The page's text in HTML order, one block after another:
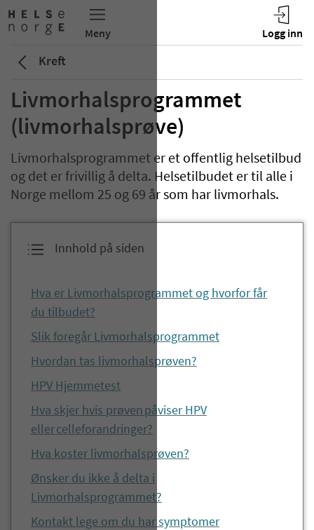
Kreft
Livmorhalsprogrammet
(livmorhalsprøve)
Livmorhalsprogrammet er et offentlig helsetilbud
og det er frivillig å delta. Helsetilbudet er til alle i
Norge mellom 25 og 69 år som har livmorhals.
Innhold på siden
Hva er Livmorhalsprogrammet og hvorfor får
du tilbudet?
Slik foregår Livmorhalsprogrammet
Hvordan tas livmorhalsprøven?
HPV Hjemmetest
Hva skjer hvis prøven påviser HPV
eller celleforandringer?
Hva koster livmorhalsprøven?
Ønsker du ikke å delta i
Livmorhalsprogrammet?
Kontakt lege om du har symptomer